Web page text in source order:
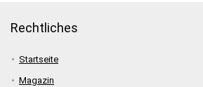
Rechtliches
Startseite
Magazin